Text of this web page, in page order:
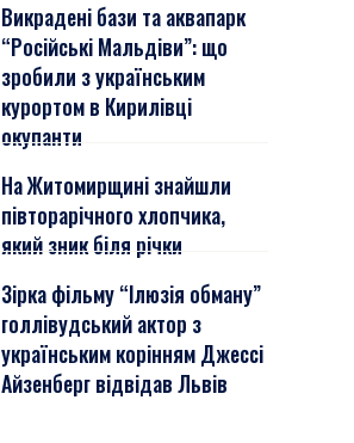
Викрадені бази та аквапарк
“Російські Мальдіви”: що
зробили з українським
курортом в Кирилівці
окупанти
На Житомирщині знайшли
півторарічного хлопчика,
який зник біля річки
Зірка фільму “Ілюзія обману”
голлівудський актор з
українським корінням Джессі
Айзенберг відвідав Львів